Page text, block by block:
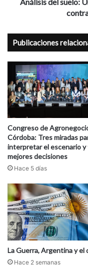
climático
Publicaciones
Congreso de
Córdoba: Tres miradas
interpretar el escenario y
mejores decisiones
Hace 5 días
La Guerra, Argentina y el
Hace 2 semanas